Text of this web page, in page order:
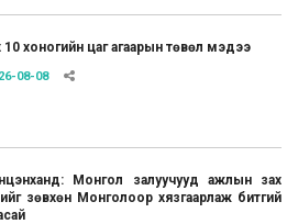
10 хоногийн цаг агаарын төвөл мэдээ
08-08
Монгол залуучууд ажлын зах
зөвхөн Монголоор хязгаарлаж битгий